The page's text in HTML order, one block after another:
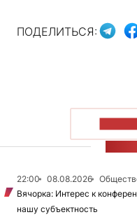
ПОДЕЛИТЬСЯ:
22:00 08.08.2026
Вячорка: Интерес к
нашу субъектность